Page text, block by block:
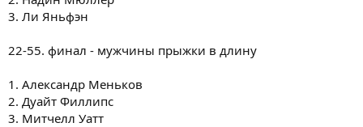
3. Ли Яньфэн
22-55. финал - мужчины прыжки в длину
1. Александр Меньков
2. Дуайт Филлипс
3. Митчелл Уатт